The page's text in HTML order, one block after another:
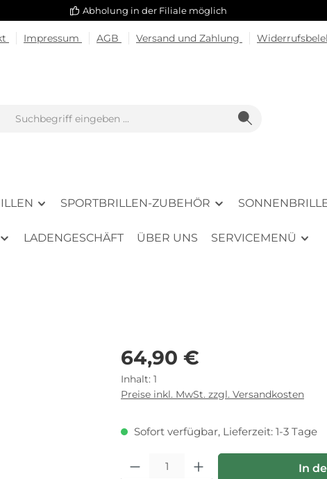
Abholung in der Filiale möglich
Impressum AGB Versand und Zahlung
SPORTBRILLEN-ZUBEHÖR
LADENGESCHÄFT ÜBER UNS SERVICEMENÜ
Regulärer Preis:
64,90 €
Inhalt: 1
Preise inkl. MwSt. zzgl. Versandkosten
Sofort verfügbar, Lieferzeit: 1-3 Tage
Produkt Anzahl: Gib den gewünschten
In